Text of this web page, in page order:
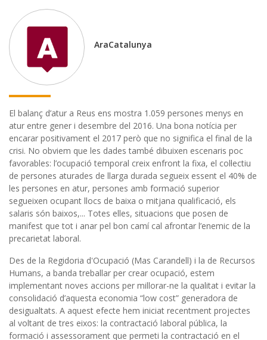
AraCatalunya
El balanç d’atur a Reus ens mostra 1.059 persones menys en
atur entre gener i desembre del 2016. Una bona notícia per
encarar positivament el 2017 però que no significa el final de la
crisi. No obviem que les dades també dibuixen escenaris poc
favorables: l’ocupació temporal creix enfront la fixa, el col·lectiu
de persones aturades de llarga durada segueix essent el 40% de
les persones en atur, persones amb formació superior
segueixen ocupant llocs de baixa o mitjana qualificació, els
salaris són baixos,... Totes elles, situacions que posen de
manifest que tot i anar pel bon camí cal afrontar l’enemic de la
precarietat laboral.
Des de la Regidoria d'Ocupació (Mas Carandell) i la de Recursos
Humans, a banda treballar per crear ocupació, estem
implementant noves accions per millorar-ne la qualitat i evitar la
consolidació d’aquesta economia “low cost” generadora de
desigualtats. A aquest efecte hem iniciat recentment projectes
al voltant de tres eixos: la contractació laboral pública, la
formació i assessorament que permeti la contractació en el